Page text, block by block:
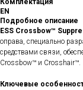
Комплектация
EN
Подробное описание
ESS Crossbow™
оправа, специально
средствами связи,
Crossbow™ и Crosshair™.
Ключевые